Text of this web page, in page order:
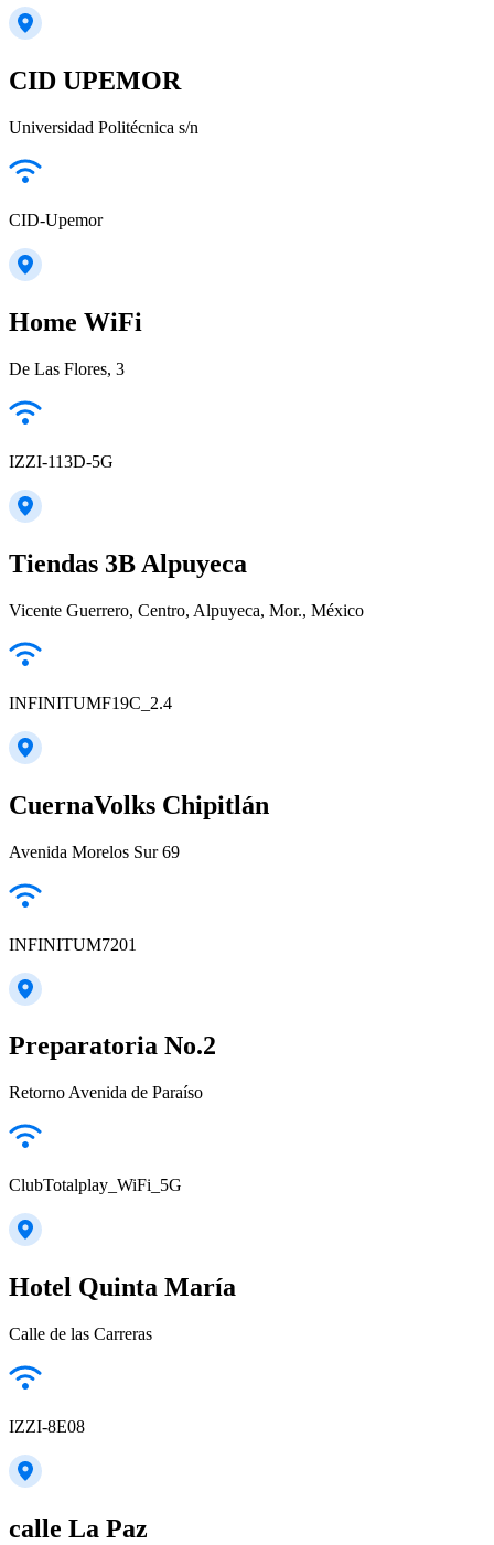
CID UPEMOR
Universidad Politécnica s/n
CID-Upemor
Home WiFi
De Las Flores, 3
IZZI-113D-5G
Tiendas 3B Alpuyeca
Vicente Guerrero, Centro, Alpuyeca, Mor., México
INFINITUMF19C_2.4
CuernaVolks Chipitlán
Avenida Morelos Sur 69
INFINITUM7201
Preparatoria No.2
Retorno Avenida de Paraíso
ClubTotalplay_WiFi_5G
Hotel Quinta María
Calle de las Carreras
IZZI-8E08
calle La Paz